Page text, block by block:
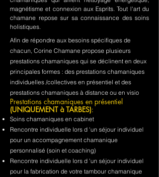
magnétisme et connexion aux Esprits. Tout l'art du
chamane repose sur sa connaissance des soins
holistiques.
Afin de répondre aux besoins spécifiques de
chacun, Corine Chamane propose plusieurs
prestations chamaniques qui se déclinent en deux
principales formes : des prestations chamaniques
individuelles /collectives en présentiel et des
prestations chamaniques à distance ou en visio
Prestations chamaniques en présentiel
(UNIQUEMENT à TARBES):
Soins chamaniques en cabinet
Rencontre individuelle lors d 'un séjour individuel
pour un accompagnement chamanique
personnalisé (soin et coaching)
Rencontre individuelle lors d 'un séjour individuel
pour la fabrication de votre tambour chamanique